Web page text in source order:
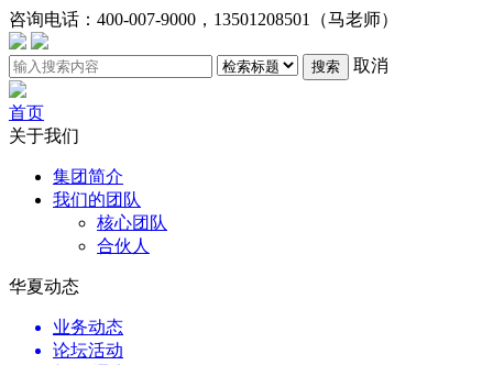
咨询电话： 400-007-9000，13501208501（马老师）
搜索 取消
首页
关于我们
集团简介
我们的团队
核心团队
合伙人
华夏动态
业务动态
论坛活动